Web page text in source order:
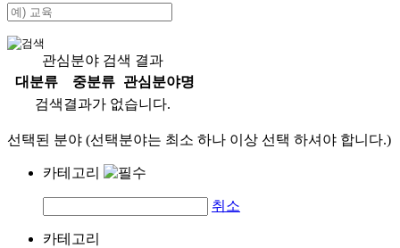
관심분야 검색 결과
대분류
중분류
관심분야명
검색결과가 없습니다.
선택된 분야 (선택분야는 최소 하나 이상 선택 하셔야 합니다.)
카테고리
취소
카테고리